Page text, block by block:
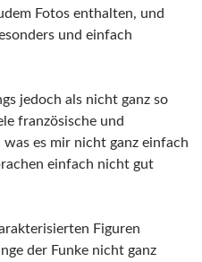
Fotos enthalten, und
und einfach
jedoch als nicht ganz so
französische und
es mir nicht ganz einfach
einfach nicht gut
Figuren
der Funke nicht ganz